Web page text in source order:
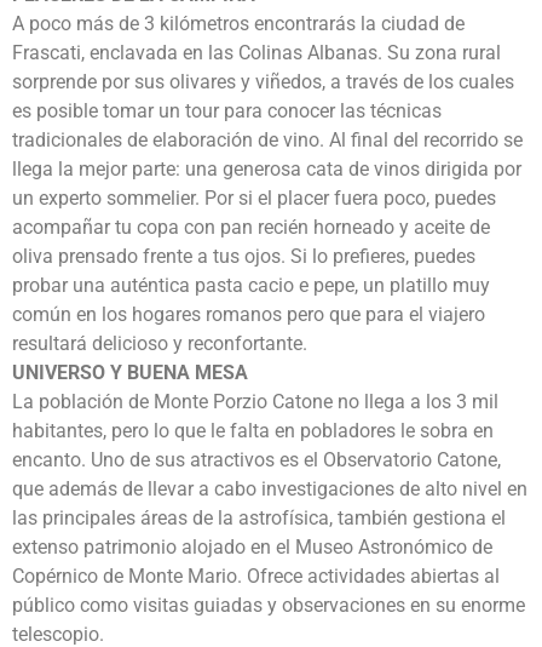
A poco más de 3 kilómetros encontrarás la ciudad de
Frascati, enclavada en las Colinas Albanas. Su zona rural
sorprende por sus olivares y viñedos, a través de los cuales
es posible tomar un tour para conocer las técnicas
tradicionales de elaboración de vino. Al final del recorrido se
llega la mejor parte: una generosa cata de vinos dirigida por
un experto sommelier. Por si el placer fuera poco, puedes
acompañar tu copa con pan recién horneado y aceite de
oliva prensado frente a tus ojos. Si lo prefieres, puedes
probar una auténtica pasta cacio e pepe, un platillo muy
común en los hogares romanos pero que para el viajero
resultará delicioso y reconfortante.
UNIVERSO Y BUENA MESA
La población de Monte Porzio Catone no llega a los 3 mil
habitantes, pero lo que le falta en pobladores le sobra en
encanto. Uno de sus atractivos es el Observatorio Catone,
que además de llevar a cabo investigaciones de alto nivel en
las principales áreas de la astrofísica, también gestiona el
extenso patrimonio alojado en el Museo Astronómico de
Copérnico de Monte Mario. Ofrece actividades abiertas al
público como visitas guiadas y observaciones en su enorme
telescopio.